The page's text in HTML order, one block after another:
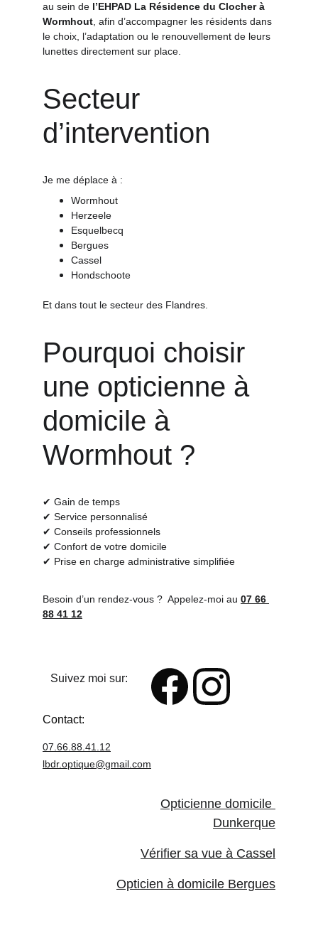
au sein de l’EHPAD La Résidence du Clocher à
Wormhout , afin d’accompagner les résidents dans
le choix, l’adaptation ou le renouvellement de leurs
lunettes directement sur place.
Secteur
d’intervention
Je me déplace à :
Wormhout
Herzeele
Esquelbecq
Bergues
Cassel
Hondschoote
Et dans tout le secteur des Flandres.
Pourquoi choisir
une opticienne à
domicile à
Wormhout ?
✔ Gain de temps
✔ Service personnalisé
✔ Conseils professionnels
✔ Confort de votre domicile
✔ Prise en charge administrative simplifiée
Besoin d’un rendez-vous ?  Appelez-moi au 07 66
88 41 12
Contact:
lbdr.optique@gmail.com
Suivez moi sur:
07.66.88.41.12
Opticienne domicile
Dunkerque
Vérifier sa vue à Cassel
Opticien à domicile Bergues